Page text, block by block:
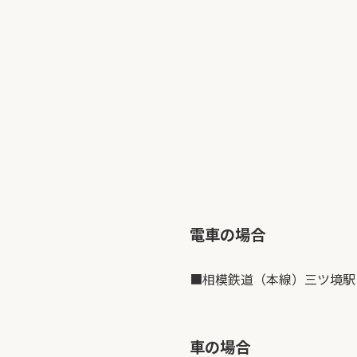
電車の場合
■相模鉄道（本線）三ツ境
車の場合